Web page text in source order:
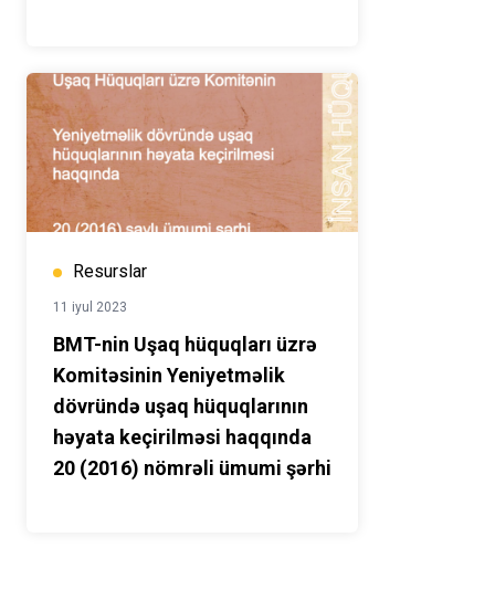
Resurslar
11 iyul 2023
BMT-nin Uşaq hüquqları üzrə
Komitəsinin Yeniyetməlik
dövründə uşaq hüquqlarının
həyata keçirilməsi haqqında
20 (2016) nömrəli ümumi şərhi